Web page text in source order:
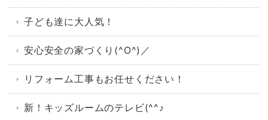
子ども達に大人気！
安心安全の家づくり(^O^)／
リフォーム工事もお任せください！
新！キッズルームのテレビ(^^♪